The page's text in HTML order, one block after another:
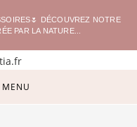
DÉCOUVREZ NOTRE
PAR LA NATURE...
MENU